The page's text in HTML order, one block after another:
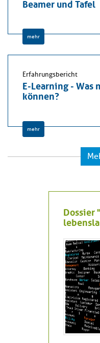
Beamer und Tafel
mehr
Erfahrungsbericht
E-Learning - Was
können?
mehr
Dossier